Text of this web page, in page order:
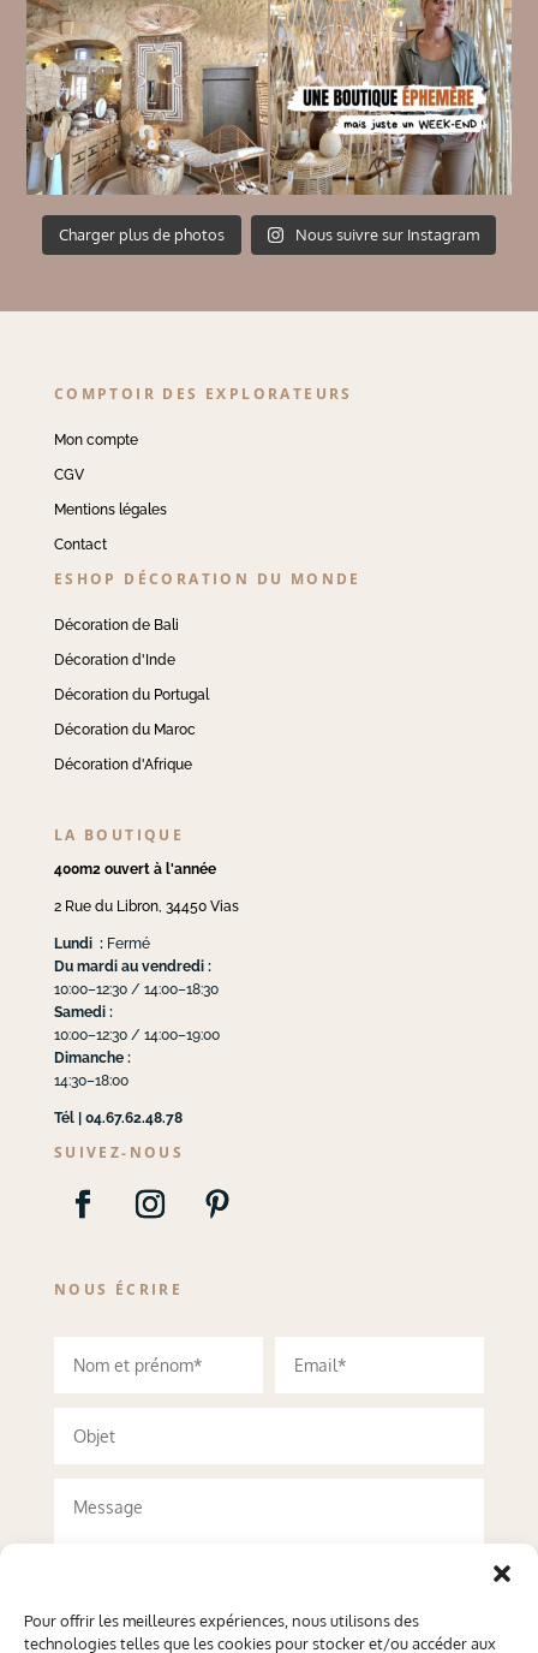
Pour offrir les meilleures expériences, nous utilisons des
technologies telles que les cookies pour stocker et/ou accéder aux
Charger plus de photos Nous suivre sur Instagram
COMPTOIR DES EXPLORATEURS
Mon compte
CGV
Mentions légales
Contact
ESHOP DÉCORATION DU MONDE
Décoration de Bali
Décoration d'Inde
Décoration du Portugal
Décoration du Maroc
Décoration d'Afrique
LA BOUTIQUE
400m2 ouvert à l'année
2 Rue du Libron, 34450 Vias
Lundi :Fermé
Du mardi au vendredi :
10:00–12:30 / 14:00–18:30
Samedi :
10:00–12:30 / 14:00–19:00
Dimanche :
14:30–18:00
Tél | 04.67.62.48.78
SUIVEZ-NOUS
NOUS ÉCRIRE